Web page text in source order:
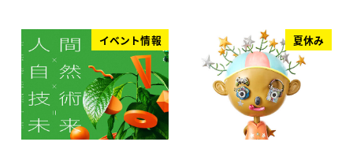
イベント情報 夏休み